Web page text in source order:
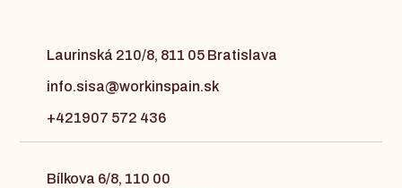
Laurinská 210/8, 811 05 Bratislava
info.sisa@workinspain.sk
+421907 572 436
Bílkova 6/8, 110 00